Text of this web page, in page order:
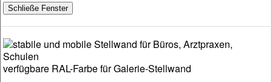
verfügbare RAL-Farbe für Galerie-Stellwand